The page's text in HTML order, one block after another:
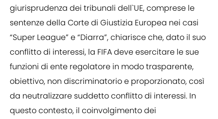
giurisprudenza dei tribunali dell`UE, comprese le
sentenze della Corte di Giustizia Europea nei casi
“Super League” e “Diarra”, chiarisce che, dato il suo
conflitto di interessi, la FIFA deve esercitare le sue
funzioni di ente regolatore in modo trasparente,
obiettivo, non discriminatorio e proporzionato, così
da neutralizzare suddetto conflitto di interessi. In
questo contesto, il coinvolgimento dei